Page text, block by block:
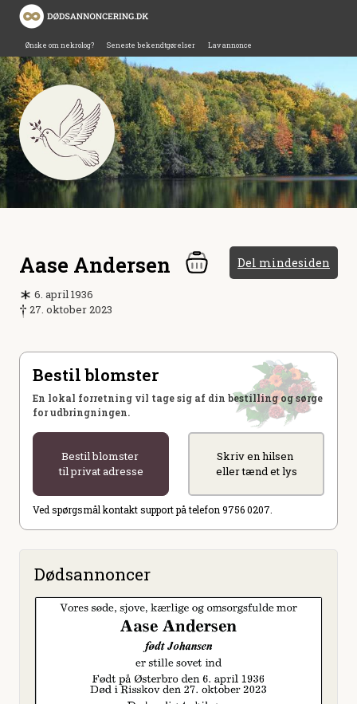
Ønske om nekrolog? Seneste bekendtgørelser Lav annonce
Aase Andersen Del mindesiden
6. april 1936
27. oktober 2023
Bestil blomster
En lokal forretning vil tage sig af din bestilling og sørge
for udbringningen.
Bestil blomster
til privat adresse
Skriv en hilsen
eller tænd et lys
Ved spørgsmål kontakt support på telefon 9756 0207.
Dødsannoncer